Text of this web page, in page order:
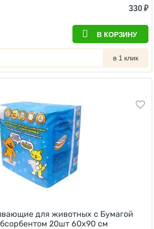
330₽
В КОРЗИНУ
в 1 клик
для животных с Бумагой
20шт 60х90 см